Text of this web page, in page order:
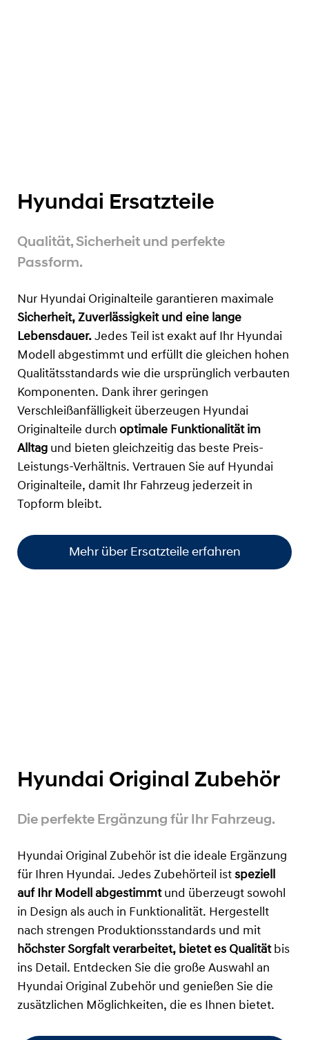
Hyundai Ersatzteile
Qualität, Sicherheit und perfekte
Passform.
Nur Hyundai Originalteile garantieren maximale
Sicherheit, Zuverlässigkeit und eine lange
Lebensdauer. Jedes Teil ist exakt auf Ihr Hyundai
Modell abgestimmt und erfüllt die gleichen hohen
Qualitätsstandards wie die ursprünglich verbauten
Komponenten. Dank ihrer geringen
Verschleißanfälligkeit überzeugen Hyundai
Originalteile durch optimale Funktionalität im
Alltag und bieten gleichzeitig das beste Preis-
Leistungs-Verhältnis. Vertrauen Sie auf Hyundai
Originalteile, damit Ihr Fahrzeug jederzeit in
Topform bleibt.
Mehr über Ersatzteile erfahren
Hyundai Original Zubehör
Die perfekte Ergänzung für Ihr Fahrzeug.
Hyundai Original Zubehör ist die ideale Ergänzung
für Ihren Hyundai. Jedes Zubehörteil ist speziell
auf Ihr Modell abgestimmt und überzeugt sowohl
in Design als auch in Funktionalität. Hergestellt
nach strengen Produktionsstandards und mit
höchster Sorgfalt verarbeitet, bietet es Qualität bis
ins Detail. Entdecken Sie die große Auswahl an
Hyundai Original Zubehör und genießen Sie die
zusätzlichen Möglichkeiten, die es Ihnen bietet.